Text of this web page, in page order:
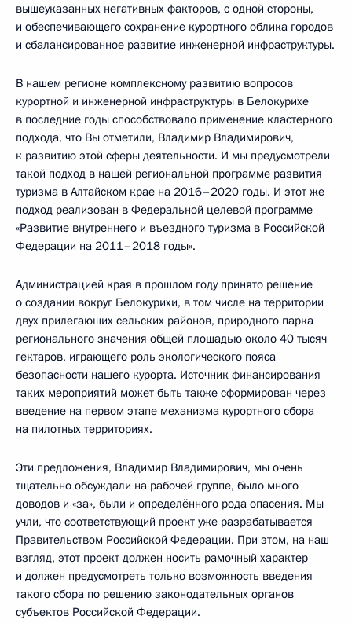
вышеуказанных негативных факторов, с одной стороны,
и обеспечивающего сохранение курортного облика городов
и сбалансированное развитие инженерной инфраструктуры.
В нашем регионе комплексному развитию вопросов
курортной и инженерной инфраструктуры в Белокурихе
в последние годы способствовало применение кластерного
подхода, что Вы отметили, Владимир Владимирович,
к развитию этой сферы деятельности. И мы предусмотрели
такой подход в нашей региональной программе развития
туризма в Алтайском крае на 2016–2020 годы. И этот же
подход реализован в Федеральной целевой программе
«Развитие внутреннего и въездного туризма в Российской
Федерации на 2011–2018 годы».
Администрацией края в прошлом году принято решение
о создании вокруг Белокурихи, в том числе на территории
двух прилегающих сельских районов, природного парка
регионального значения общей площадью около 40 тысяч
гектаров, играющего роль экологического пояса
безопасности нашего курорта. Источник финансирования
таких мероприятий может быть также сформирован через
введение на первом этапе механизма курортного сбора
на пилотных территориях.
Эти предложения, Владимир Владимирович, мы очень
тщательно обсуждали на рабочей группе, было много
доводов и «за», были и определённого рода опасения. Мы
учли, что соответствующий проект уже разрабатывается
Правительством Российской Федерации. При этом, на наш
взгляд, этот проект должен носить рамочный характер
и должен предусмотреть только возможность введения
такого сбора по решению законодательных органов
субъектов Российской Федерации.